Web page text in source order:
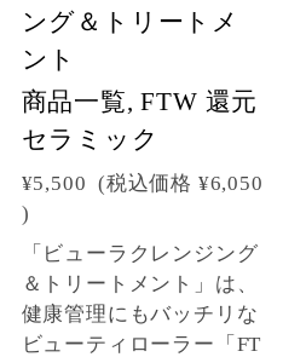
ング＆トリートメ
ント
商品一覧, FTW 還元
セラミック
¥5,500 (税込価格 ¥6,050
)
「ビューラクレンジング
＆トリートメント」は、
健康管理にもバッチリな
ビューティローラー「FT